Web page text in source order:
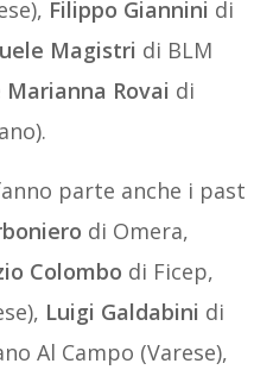
Filippo Giannini di
Magistri di BLM
Marianna Rovai di
parte anche i past
di Omera,
Colombo di Ficep,
Luigi Galdabini di
Al Campo (Varese),